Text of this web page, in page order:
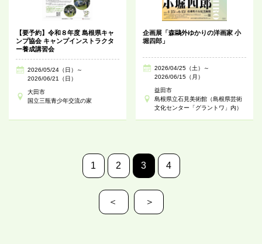
【要予約】令和８年度 島根県キャ
ンプ協会 キャンプインストラクタ
ー養成講習会
2026/05/24（日）～
2026/06/21（日）
大田市
国立三瓶青少年交流の家
企画展「森鷗外ゆかりの洋画家 小
堀四郎」
2026/04/25（土）～
2026/06/15（月）
益田市
島根県立石見美術館（島根県芸術
文化センター「グラントワ」内）
1 2 3 4
＜ ＞